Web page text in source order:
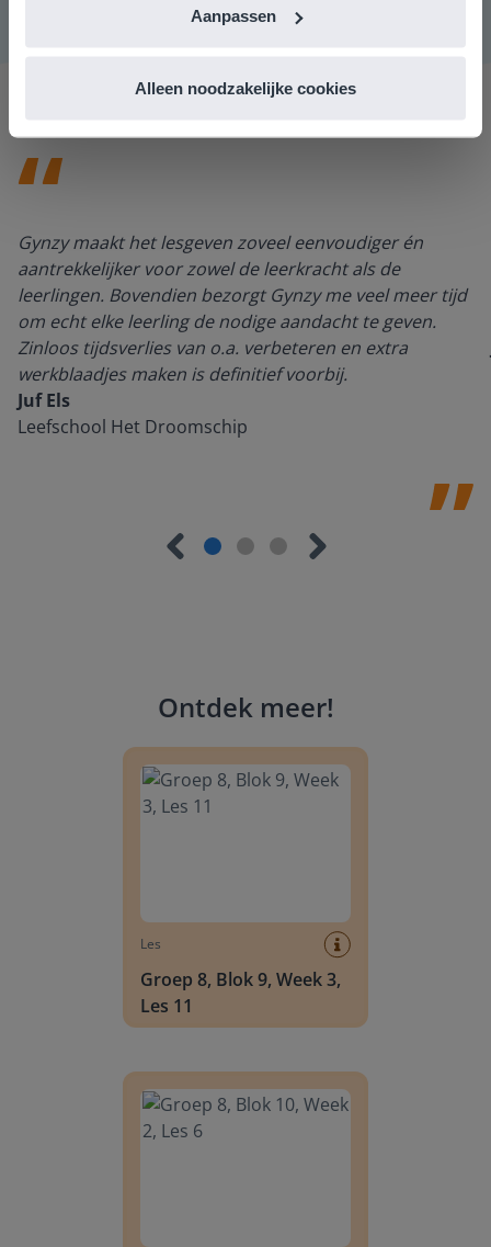
Aanpassen
Alleen noodzakelijke cookies
Gynzy maakt het lesgeven zoveel eenvoudiger én
aantrekkelijker voor zowel de leerkracht als de
leerlingen. Bovendien bezorgt Gynzy me veel meer tijd
om echt elke leerling de nodige aandacht te geven.
Zinloos tijdsverlies van o.a. verbeteren en extra
werkblaadjes maken is definitief voorbij.
Juf Els
Leefschool Het Droomschip
Ontdek meer!
Les
Groep 8, Blok 9, Week 3,
Les 11